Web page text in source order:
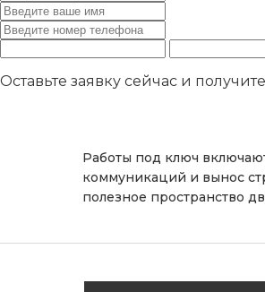
Оставьте заявку сейчас и
Работы под ключ
коммуникаций и вынос
полезное пространство